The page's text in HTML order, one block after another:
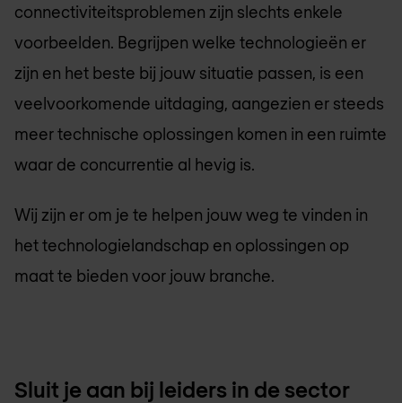
connectiviteitsproblemen zijn slechts enkele
voorbeelden. Begrijpen welke technologieën er
zijn en het beste bij jouw situatie passen, is een
veelvoorkomende uitdaging, aangezien er steeds
meer technische oplossingen komen in een ruimte
waar de concurrentie al hevig is.
Wij zijn er om je te helpen jouw weg te vinden in
het technologielandschap en oplossingen op
maat te bieden voor jouw branche.
Sluit je aan bij leiders in de sector